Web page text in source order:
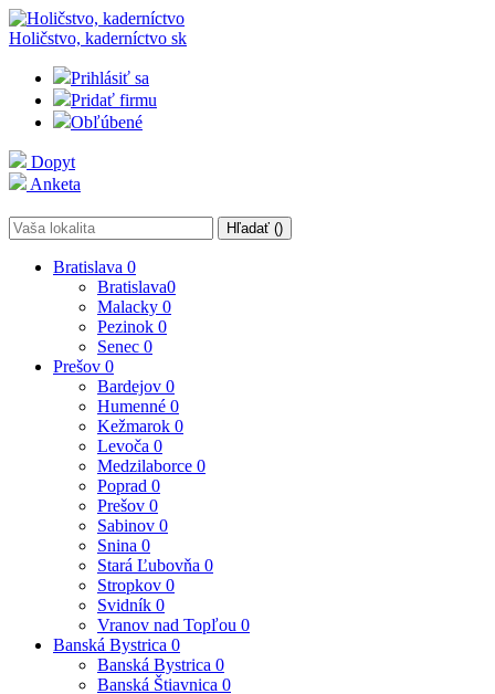
Holičstvo, kaderníctvo sk
Prihlásiť sa
Pridať firmu
Obľúbené
Dopyt
Anketa
Hľadať ()
Bratislava 0
Bratislava0
Malacky 0
Pezinok 0
Senec 0
Prešov 0
Bardejov 0
Humenné 0
Kežmarok 0
Levoča 0
Medzilaborce 0
Poprad 0
Prešov 0
Sabinov 0
Snina 0
Stará Ľubovňa 0
Stropkov 0
Svidník 0
Vranov nad Topľou 0
Banská Bystrica 0
Banská Bystrica 0
Banská Štiavnica 0